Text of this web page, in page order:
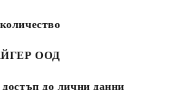
ООД
достъп до лични данни